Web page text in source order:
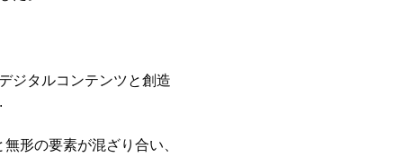
ジタルコンテンツと創造
形の要素が混ざり合い、